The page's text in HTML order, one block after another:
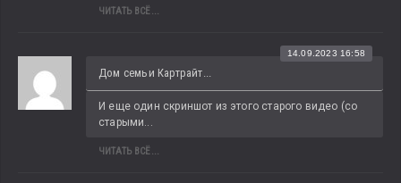
ЧИТАТЬ ВСЁ...
Дом семьи Картрайт...
14.09.2023 16:58
И еще один скриншот из этого старого видео (со
старыми...
ЧИТАТЬ ВСЁ...